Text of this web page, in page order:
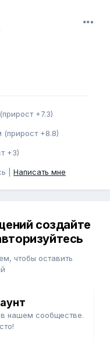
+7.3)
+8.8)
+3)
| Написать мне
создайте
чтобы оставить
в нашем сообществе.